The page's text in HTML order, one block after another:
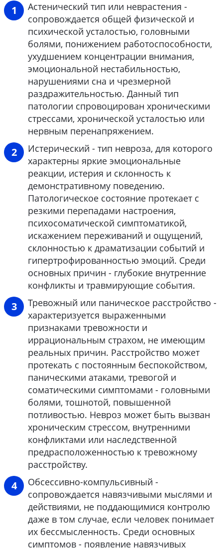
Астенический тип или неврастения -
сопровождается общей физической и
психической усталостью, головными
болями, понижением работоспособности,
ухудшением концентрации внимания,
эмоциональной нестабильностью,
нарушениями сна и чрезмерной
раздражительностью. Данный тип
патологии спровоцирован хроническими
стрессами, хронической усталостью или
нервным перенапряжением.
Истерический - тип невроза, для которого
характерны яркие эмоциональные
реакции, истерия и склонность к
демонстративному поведению.
Патологическое состояние протекает с
резкими перепадами настроения,
психосоматической симптоматикой,
искажением переживаний и ощущений,
склонностью к драматизации событий и
гипертрофированностью эмоций. Среди
основных причин - глубокие внутренние
конфликты и травмирующие события.
Тревожный или паническое расстройство -
характеризуется выраженными
признаками тревожности и
иррациональным страхом, не имеющим
реальных причин. Расстройство может
протекать с постоянным беспокойством,
паническими атаками, тревогой и
соматическими симптомами - головными
болями, тошнотой, повышенной
потливостью. Невроз может быть вызван
хроническим стрессом, внутренними
конфликтами или наследственной
предрасположенностью к тревожному
расстройству.
Обсессивно-компульсивный -
сопровождается навязчивыми мыслями и
действиями, не поддающимися контролю
даже в том случае, если человек понимает
их бессмысленность. Среди основных
симптомов - появление навязчивых